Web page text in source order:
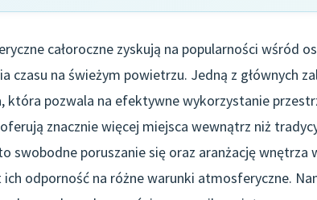
całoroczne zyskują na popularności wśród
czasu na świeżym powietrzu. Jedną z głównych
która pozwala na efektywne wykorzystanie
znacznie więcej miejsca wewnątrz niż
swobodne poruszanie się oraz aranżację wnętrza
odporność na różne warunki atmosferyczne.